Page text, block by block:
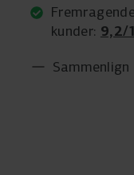
kunder: 9,2/
Sammenlign